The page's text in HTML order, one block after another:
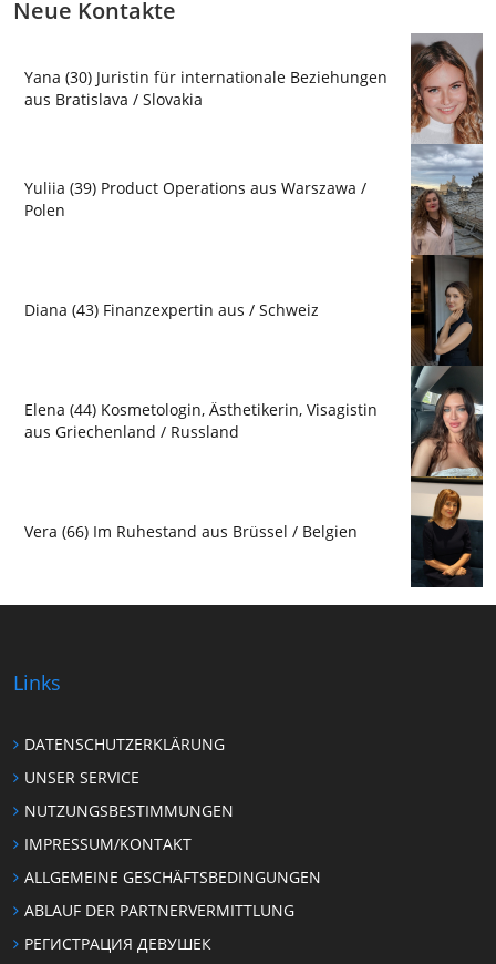
Neue Kontakte
Yana (30) Juristin für internationale Beziehungen
aus Bratislava / Slovakia
Yuliia (39) Product Operations aus Warszawa /
Polen
Diana (43) Finanzexpertin aus / Schweiz
Elena (44) Kosmetologin, Ästhetikerin, Visagistin
aus Griechenland / Russland
Vera (66) Im Ruhestand aus Brüssel / Belgien
Links
DATENSCHUTZERKLÄRUNG
UNSER SERVICE
NUTZUNGSBESTIMMUNGEN
IMPRESSUM/KONTAKT
ALLGEMEINE GESCHÄFTSBEDINGUNGEN
ABLAUF DER PARTNERVERMITTLUNG
РЕГИСТРАЦИЯ ДЕВУШЕК